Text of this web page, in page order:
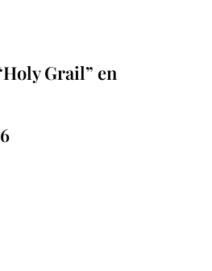
Grail” en